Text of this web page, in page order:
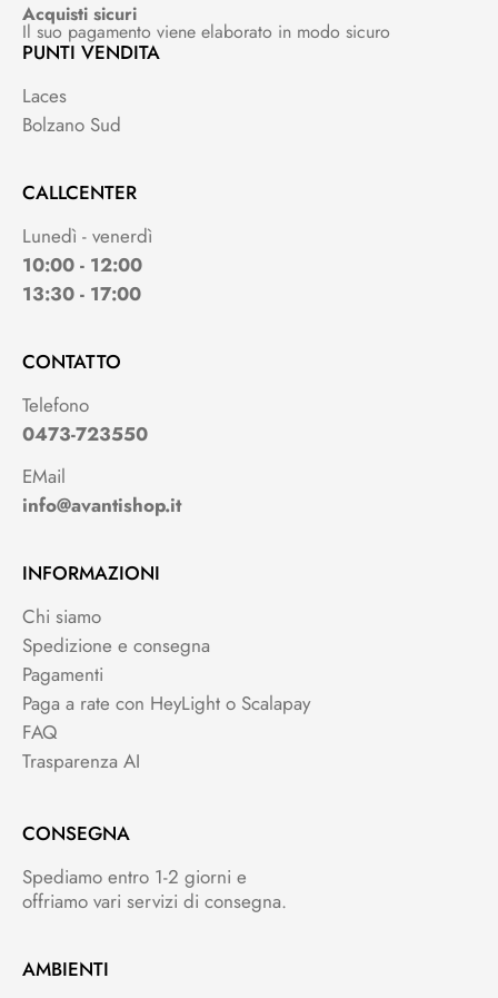
Acquisti sicuri
Il suo pagamento viene elaborato in modo sicuro
PUNTI VENDITA
Laces
Bolzano Sud
CALLCENTER
Lunedì - venerdì
10:00 - 12:00
13:30 - 17:00
CONTATTO
Telefono
0473-723550
EMail
info@avantishop.it
INFORMAZIONI
Chi siamo
Spedizione e consegna
Pagamenti
Paga a rate con HeyLight o Scalapay
FAQ
Trasparenza AI
CONSEGNA
Spediamo entro 1-2 giorni e
offriamo vari servizi di consegna.
AMBIENTI